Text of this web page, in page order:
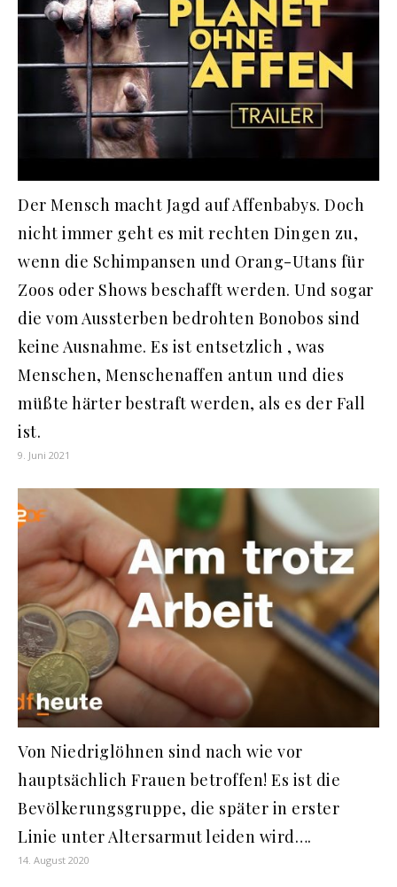
Der Mensch macht Jagd auf Affenbabys. Doch
nicht immer geht es mit rechten Dingen zu,
wenn die Schimpansen und Orang-Utans für
Zoos oder Shows beschafft werden. Und sogar
die vom Aussterben bedrohten Bonobos sind
keine Ausnahme. Es ist entsetzlich , was
Menschen, Menschenaffen antun und dies
müßte härter bestraft werden, als es der Fall
ist.
9. Juni 2021
Von Niedriglöhnen sind nach wie vor
hauptsächlich Frauen betroffen! Es ist die
Bevölkerungsgruppe, die später in erster
Linie unter Altersarmut leiden wird….
14. August 2020